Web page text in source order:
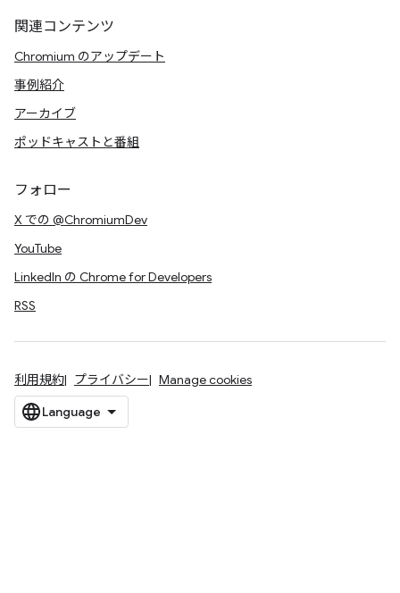
関連コンテンツ
Chromium のアップデート
事例紹介
アーカイブ
ポッドキャストと番組
フォロー
X での @ChromiumDev
YouTube
LinkedIn の Chrome for Developers
RSS
利用規約 プライバシー Manage cookies